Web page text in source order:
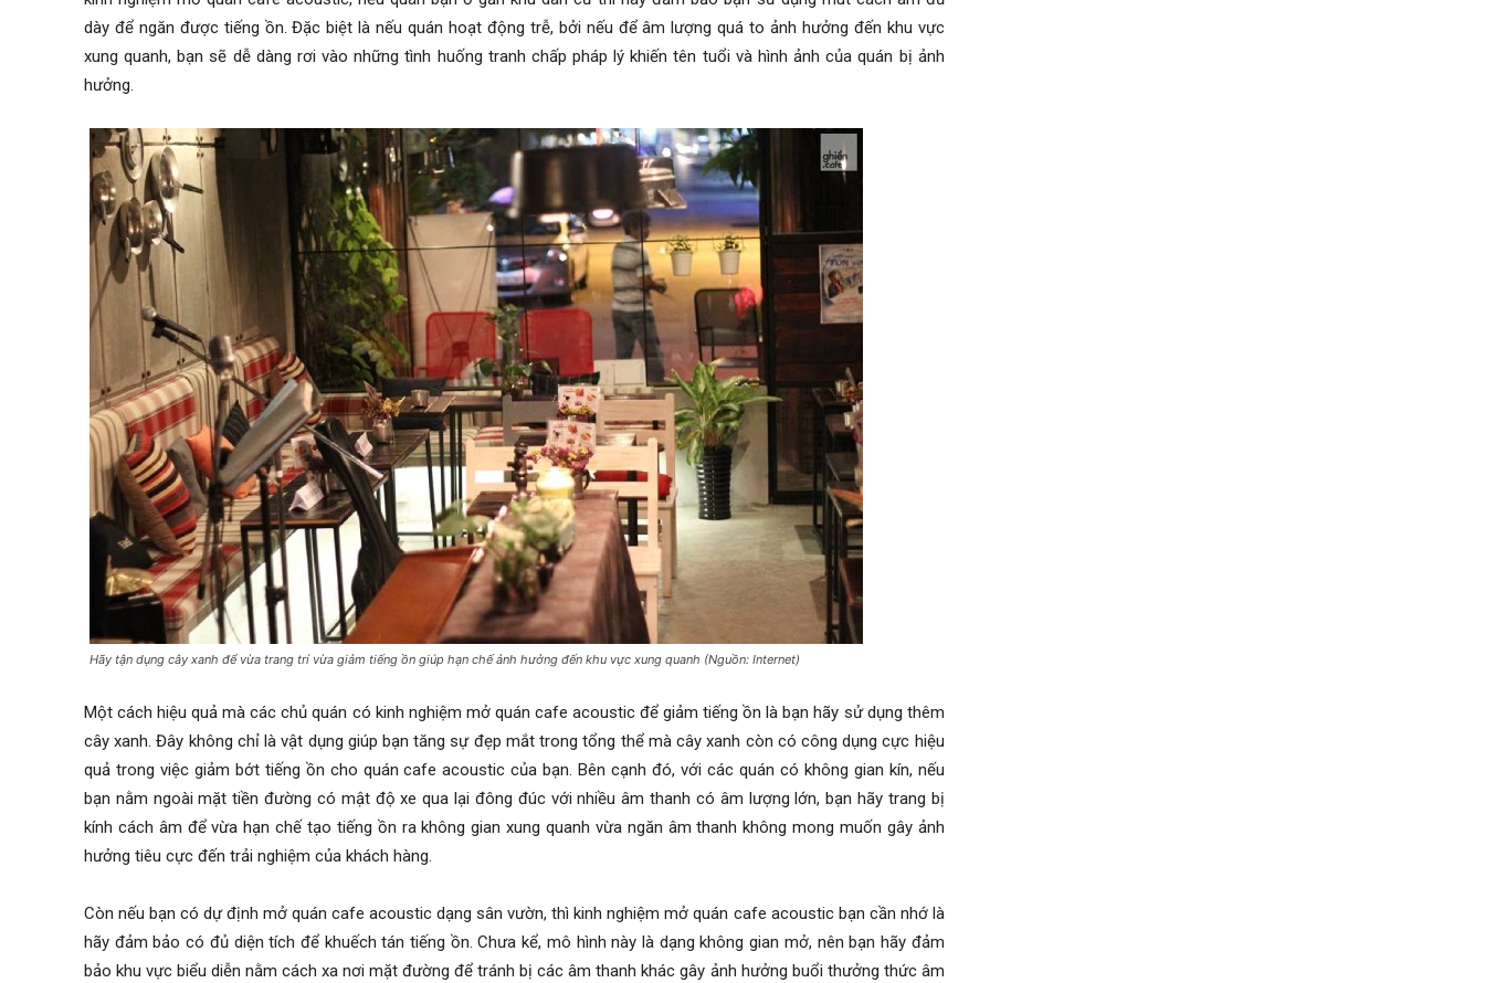
dày để ngăn được tiếng ồn. Đặc biệt là nếu quán hoạt động trễ, bởi nếu để âm lượng quá to ảnh hưởng đến khu vực
xung quanh, bạn sẽ dễ dàng rơi vào những tình huống tranh chấp pháp lý khiến tên tuổi và hình ảnh của quán bị ảnh
hưởng.
Hãy tận dụng cây xanh để vừa trang trí vừa giảm tiếng ồn giúp hạn chế ảnh hưởng đến khu vực xung quanh (Nguồn: Internet)
Một cách hiệu quả mà các chủ quán có kinh nghiệm mở quán cafe acousticđể giảm tiếng ồn là bạn hãy sử dụng thêm
cây xanh. Đây không chỉ là vật dụng giúp bạn tăng sự đẹp mắt trong tổng thể mà cây xanh còn có công dụng cực hiệu
quả trong việc giảm bớt tiếng ồn cho quán cafe acoustic của bạn. Bên cạnh đó, với các quán có không gian kín, nếu
bạn nằm ngoài mặt tiền đường có mật độ xe qua lại đông đúc với nhiều âm thanh có âm lượng lớn, bạn hãy trang bị
kính cách âm để vừa hạn chế tạo tiếng ồn ra không gian xung quanh vừa ngăn âm thanh không mong muốn gây ảnh
hưởng tiêu cực đến trải nghiệm của khách hàng.
Còn nếu bạn có dự định mở quán cafe acoustic dạng sân vườn, thì kinh nghiệm mở quán cafe acousticbạn cần nhớ là
hãy đảm bảo có đủ diện tích để khuếch tán tiếng ồn. Chưa kể, mô hình này là dạng không gian mở, nên bạn hãy đảm
bảo khu vực biểu diễn nằm cách xa nơi mặt đường để tránh bị các âm thanh khác gây ảnh hưởng buổi thưởng thức âm